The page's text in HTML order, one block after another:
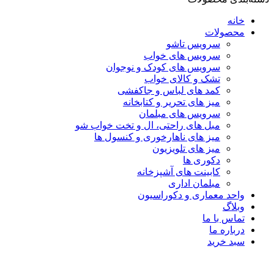
خانه
محصولات
سرویس تاشو
سرویس های خواب
سرویس های کودک و نوجوان
تشک و کالای خواب
کمد های لباس و جاکفشی
میز های تحریر و کتابخانه
سرویس های مبلمان
مبل های راحتی، ال و تخت خواب شو
میز های ناهارخوری و کنسول ها
میز های تلویزیون
دکوری ها
کابینت های آشپزخانه
مبلمان اداری
واحد معماری و دکوراسیون
وبلاگ
تماس با ما
درباره ما
سبد خرید